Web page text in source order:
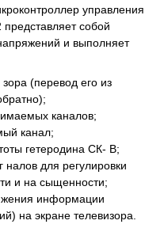
управления
собой
и выполняет
(перевод его из
каналов;
канал;
гетеродина СК- В;
для регулировки
и на сыщенности;
жения информации
на экране телевизора.